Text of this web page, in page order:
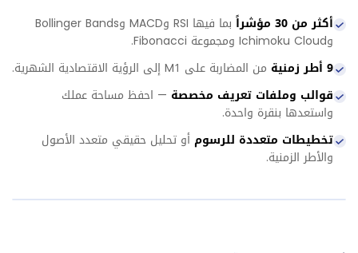
أكثر من 30 مؤشراً
بما فيها RSI وMACD وBollinger Bands
وIchimoku Cloud ومجموعة Fibonacci.
9 أطر زمنية
من المضاربة على M1 إلى الرؤية الاقتصادية الشهرية.
قوالب وملفات تعريف مخصصة — احفظ مساحة عملك
واستعدها بنقرة واحدة.
تخطيطات متعددة للرسومأو تحليل حقيقي متعدد الأصول
والأطر الزمنية.